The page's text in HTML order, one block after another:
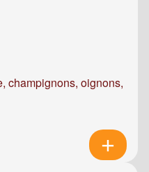
champignons, oignons,